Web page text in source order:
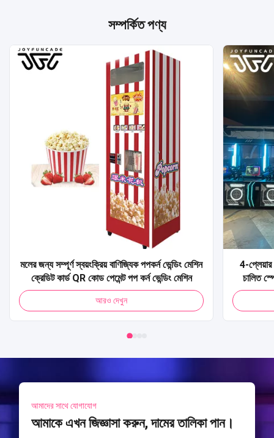
সম্পর্কিত পণ্য
মলের জন্য সম্পূর্ণ স্বয়ংক্রিয় বাণিজ্যিক পপকর্ন ভেন্ডিং মেশিন
ক্রেডিট কার্ড QR কোড পেমেন্ট পপ কর্ন ভেন্ডিং মেশিন
আরও দেখুন
4-প্লেয়ার
চালিত
আর্কেড
আমাদের সাথে যোগাযোগ
আমাকে এখন জিজ্ঞাসা করুন, দামের তালিকা পান।